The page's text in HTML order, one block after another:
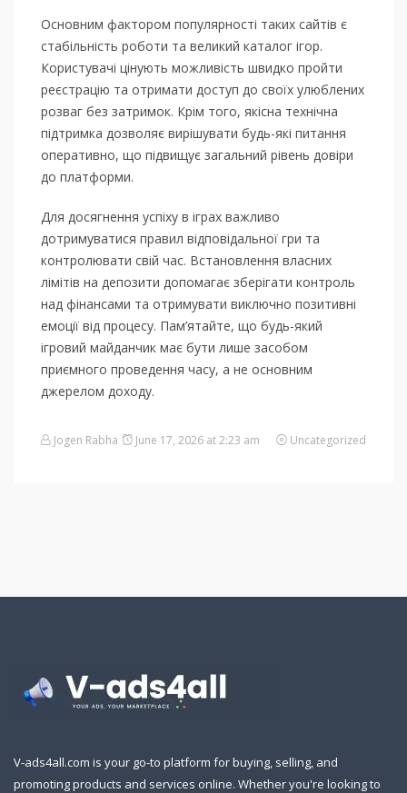
Основним фактором популярності таких сайтів є
стабільність роботи та великий каталог ігор.
Користувачі цінують можливість швидко пройти
реєстрацію та отримати доступ до своїх улюблених
розваг без затримок. Крім того, якісна технічна
підтримка дозволяє вирішувати будь-які питання
оперативно, що підвищує загальний рівень довіри
до платформи.
Для досягнення успіху в іграх важливо
дотримуватися правил відповідальної гри та
контролювати свій час. Встановлення власних
лімітів на депозити допомагає зберігати контроль
над фінансами та отримувати виключно позитивні
емоції від процесу. Пам’ятайте, що будь-який
ігровий майданчик має бути лише засобом
приємного проведення часу, а не основним
джерелом доходу.
Jogen Rabha June 17, 2026 at 2:23 am Uncategorized
V-ads4all.com is your go-to platform for buying, selling, and
promoting products and services online. Whether you're looking to